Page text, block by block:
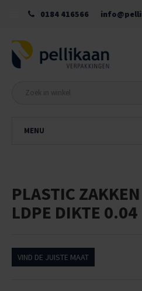
0184 416566
MENU
PLASTIC
LDPE DIKTE 0.04
VIND DE JUISTE MAAT